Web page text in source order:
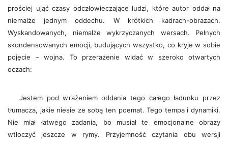
prościej ująć czasy odczłowieczające ludzi, które autor oddał na
niemalże jednym oddechu. W krótkich kadrach-obrazach.
Wyskandowanych, niemalże wykrzyczanych wersach. Pełnych
skondensowanych emocji, budujących wszystko, co kryje w sobie
pojęcie – wojna. To przerażenie widać w szeroko otwartych
oczach:
Jestem pod wrażeniem oddania tego całego ładunku przez
tłumacza, jakie niesie ze sobą ten poemat. Tego tempa i dynamiki.
Nie miał łatwego zadania, bo musiał te emocjonalne obrazy
wtłoczyć jeszcze w rymy. Przyjemność czytania obu wersji